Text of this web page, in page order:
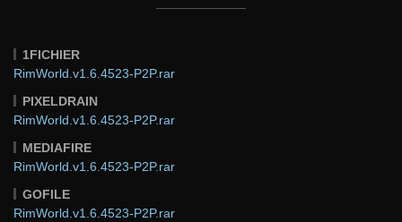
1FICHIER
RimWorld.v1.6.4523-P2P.rar
PIXELDRAIN
RimWorld.v1.6.4523-P2P.rar
MEDIAFIRE
RimWorld.v1.6.4523-P2P.rar
GOFILE
RimWorld.v1.6.4523-P2P.rar